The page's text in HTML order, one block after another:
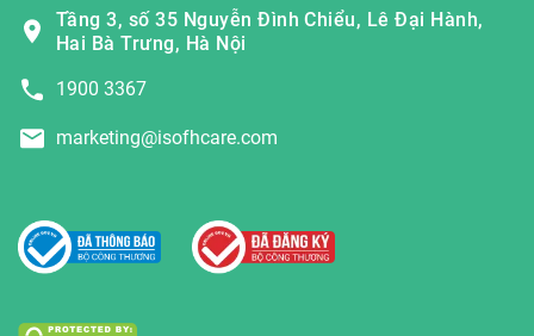
Tầng 3, số 35 Nguyễn Đình Chiểu, Lê Đại Hành,
Hai Bà Trưng, Hà Nội
1900 3367
marketing@isofhcare.com